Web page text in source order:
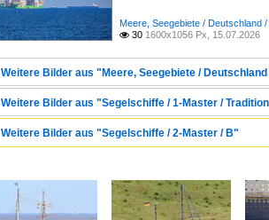
Meere, Seegebiete / Deutschland
 30 1600x1056 Px, 15.07.2026
Weitere Bilder aus "Meere, Seegebiete /
Weitere Bilder aus "Segelschiffe / 1-Master /
Weitere Bilder aus "Segelschiffe / 2-Master / B"